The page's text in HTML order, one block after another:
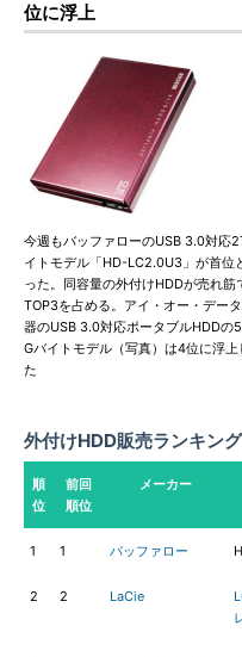
位に浮上
今週もバッファローのUSB 3.0対応
イトモデル「HD-LC2.0U3」が首位
った。同容量の外付けHDDが売れ筋
TOP3を占める。アイ・オー・デー
器のUSB 3.0対応ポータブルHDDの
Gバイトモデル（写真）は4位に浮上
た
外付けHDD販売ランキン
順
位
前回
順位
メーカー
1 1 バッファロー
2 2 LaCie